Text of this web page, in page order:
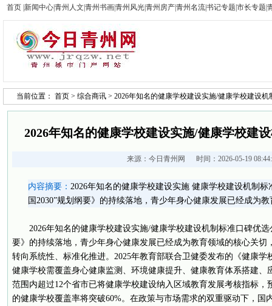
首页 新闻中心青州人文 青州书画青州风光青州房产青州名流书记专题 市长专题
当前位置： 首页 > 综合商讯 > 2026年知名的健康学校建设实施/健康学校建设
2026年知名的健康学校建设实施/健康学校建
来源： 今日青州网 时间：2026-05-19
内容摘要： 2026年知名的健康学校建设实施 健康学校建设机制
国2030”规划纲要》的持续落地，青少年身心健康发展已经成为
2026年知名的健康学校建设实施/健康学校建设机制标准口碑优选
要》的持续落地，青少年身心健康发展已经成为教育领域的核心关切
转向系统性、标准化推进。2025年教育部联合卫健委发布的《健康
健康学校需覆盖身心健康监测、环境健康提升、健康教育体系搭建、
范围内超过12个省市已将健康学校建设纳入区域教育发展考核指标，
的健康学校覆盖率将突破60%。在政策与市场需求的双重驱动下，国